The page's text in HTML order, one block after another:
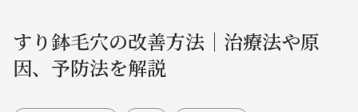
すり鉢毛穴の改善方法｜治療法や原
因、予防法を解説